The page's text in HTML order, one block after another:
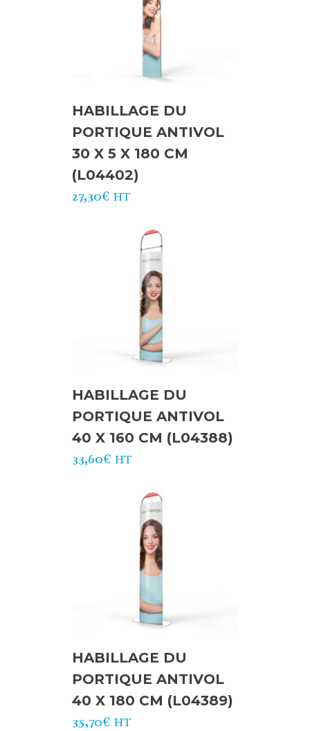
HABILLAGE DU
PORTIQUE ANTIVOL
30 X 5 X 180 CM
(L04402)
27,30€ HT
HABILLAGE DU
PORTIQUE ANTIVOL
40 X 160 CM (L04388)
33,60€ HT
HABILLAGE DU
PORTIQUE ANTIVOL
40 X 180 CM (L04389)
35,70€ HT